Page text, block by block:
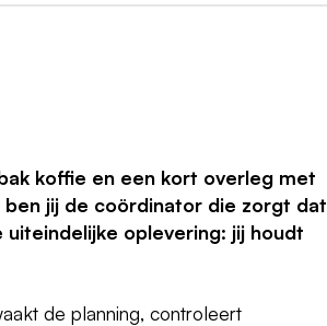
koffie en een kort overleg met
jij de coördinator die zorgt dat
oplevering: jij houdt
de planning, controleert